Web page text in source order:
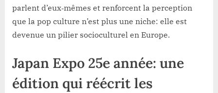
parlent d’eux‑mêmes et renforcent la perception
que la pop culture n’est plus une niche: elle est
devenue un pilier socioculturel en Europe.
Japan Expo 25e année: une
édition qui réécrit les